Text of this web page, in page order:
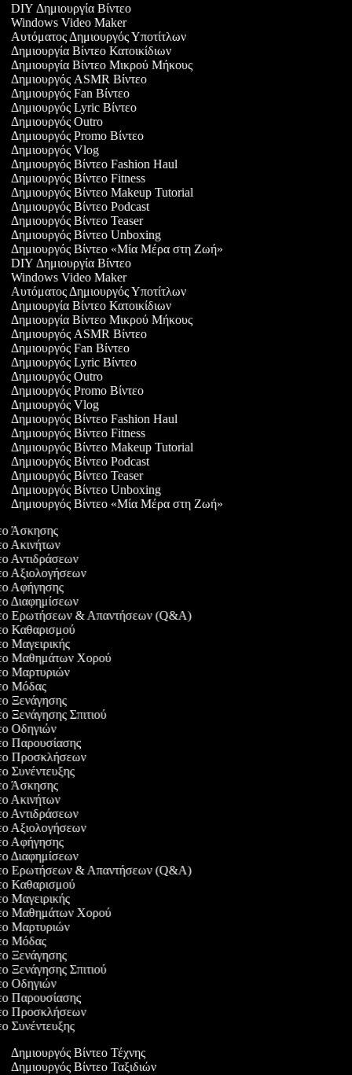
DIY Δημιουργία Βίντεο
Windows Video Maker
Αυτόματος Δημιουργός Υποτίτλων
Δημιουργία Βίντεο Κατοικίδιων
Δημιουργία Βίντεο Μικρού Μήκους
Δημιουργός ASMR Βίντεο
Δημιουργός Fan Βίντεο
Δημιουργός Lyric Βίντεο
Δημιουργός Outro
Δημιουργός Promo Βίντεο
Δημιουργός Vlog
Δημιουργός Βίντεο Fashion Haul
Δημιουργός Βίντεο Fitness
Δημιουργός Βίντεο Makeup Tutorial
Δημιουργός Βίντεο Podcast
Δημιουργός Βίντεο Teaser
Δημιουργός Βίντεο Unboxing
Δημιουργός Βίντεο «Μία Μέρα στη Ζωή»
DIY Δημιουργία Βίντεο
Windows Video Maker
Αυτόματος Δημιουργός Υποτίτλων
Δημιουργία Βίντεο Κατοικίδιων
Δημιουργία Βίντεο Μικρού Μήκους
Δημιουργός ASMR Βίντεο
Δημιουργός Fan Βίντεο
Δημιουργός Lyric Βίντεο
Δημιουργός Outro
Δημιουργός Promo Βίντεο
Δημιουργός Vlog
Δημιουργός Βίντεο Fashion Haul
Δημιουργός Βίντεο Fitness
Δημιουργός Βίντεο Makeup Tutorial
Δημιουργός Βίντεο Podcast
Δημιουργός Βίντεο Teaser
Δημιουργός Βίντεο Unboxing
Δημιουργός Βίντεο «Μία Μέρα στη Ζωή»
Άσκησης
Ακινήτων
Αντιδράσεων
Αξιολογήσεων
Αφήγησης
Διαφημίσεων
Ερωτήσεων & Απαντήσεων (Q&A)
Καθαρισμού
Μαγειρικής
Μαθημάτων Χορού
Μαρτυριών
Μόδας
Ξενάγησης
Ξενάγησης Σπιτιού
Οδηγιών
Παρουσίασης
Προσκλήσεων
Συνέντευξης
Άσκησης
Ακινήτων
Αντιδράσεων
Αξιολογήσεων
Αφήγησης
Διαφημίσεων
Ερωτήσεων & Απαντήσεων (Q&A)
Καθαρισμού
Μαγειρικής
Μαθημάτων Χορού
Μαρτυριών
Μόδας
Ξενάγησης
Ξενάγησης Σπιτιού
Οδηγιών
Παρουσίασης
Προσκλήσεων
Συνέντευξης
Δημιουργός Βίντεο Τέχνης
Δημιουργός Βίντεο Ταξιδιών